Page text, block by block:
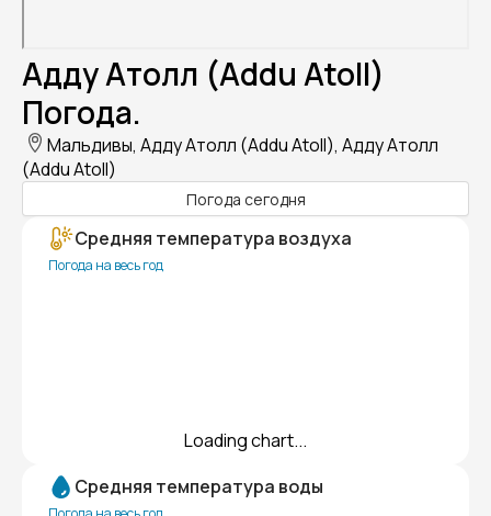
Адду Атолл (Addu Atoll)
Погода.
Мальдивы, Адду Атолл (Addu Atoll), Адду Атолл
(Addu Atoll)
Погода сегодня
Средняя температура воздуха
Погода на весь год
Loading chart...
Средняя температура воды